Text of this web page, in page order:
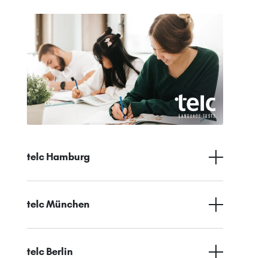
telc Hamburg
telc München
telc Berlin